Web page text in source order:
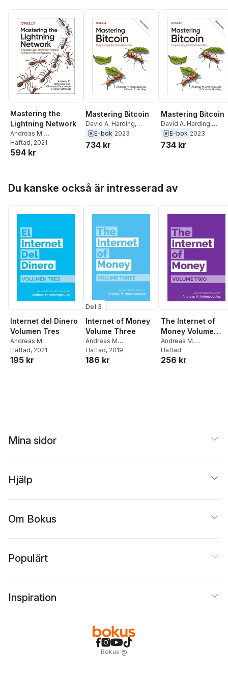
Mastering the
Lightning Network
Andreas M.
Antonopoulos
Pickhardt
Häftad, 2021
594 kr
Mastering Bitcoin
David A. Harding,
Andreas M.
Antonopoulos
E-bok 2023
734 kr
Mastering Bitcoin
David A. Harding,
Andreas M.
Antonopoulos
E-bok 2023
734 kr
Du kanske också är intresserad av
Internet del Dinero
Volumen Tres
Andreas M
Antonopoulos
Häftad, 2021
195 kr
Del 3
Internet of Money
Volume Three
Andreas M
Antonopoulos
Häftad, 2019
186 kr
The Internet of
Money Volume
Two: A collection
of talks by
M. Antonopoulos
Andreas M.
Antonopoulos
Häftad
256 kr
Mina sidor
Hjälp
Om Bokus
Populärt
Inspiration
Bokus @